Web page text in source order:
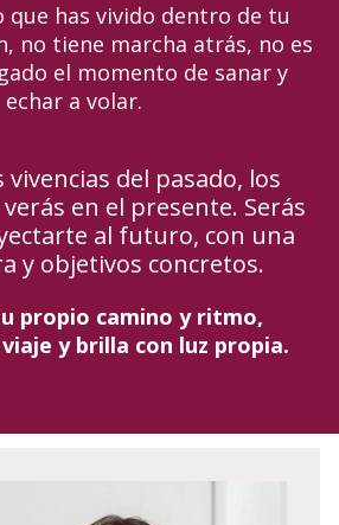
que has vivido dentro de tu
no tiene marcha atrás, no es
el momento de sanar y
echar a volar.
vivencias del pasado, los
en el presente. Serás
al futuro, con una
y objetivos concretos.
propio camino y ritmo,
y brilla con luz propia.